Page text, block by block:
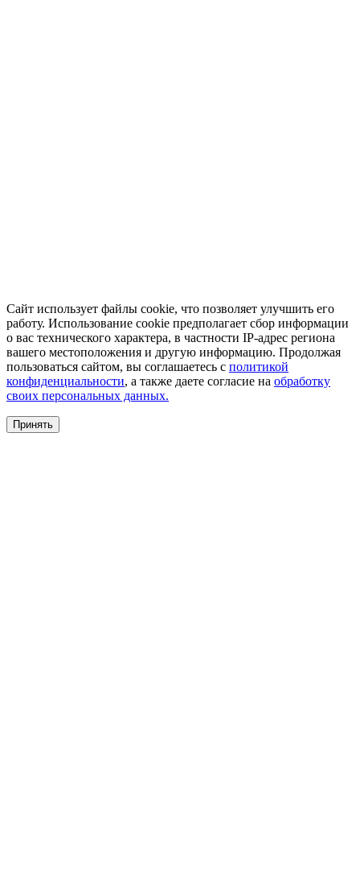
Сайт использует файлы cookie, что позволяет улучшить его
работу. Использование cookie предполагает сбор информации
о вас технического характера, в частности IP-адрес региона
вашего местоположения и другую информацию. Продолжая
пользоваться сайтом, вы соглашаетесь с политикой
конфиденциальности, а также даете согласие на обработку
своих персональных данных.
Принять